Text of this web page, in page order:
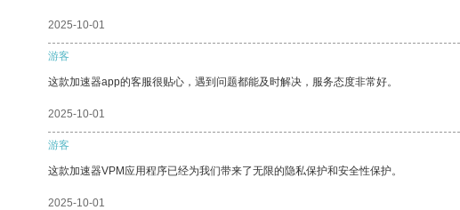
2025-10-01
游客
这款加速器app的客服很贴心，遇到问题都能及时解决，服务态度非常好。
2025-10-01
游客
这款加速器VPM应用程序已经为我们带来了无限的隐私保护和安全性保护。
2025-10-01